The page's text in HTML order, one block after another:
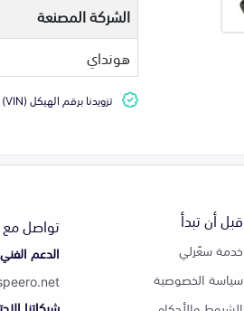
الشركة المصنعة
هونداي
تزويدنا برقم الهيكل (VIN) في صفحة السلة يضمن التطابق التام للقطعة مع سيارتك
قبل أن تبدأ
خدمة سعّرلي
سياسة الخصوصية
تواصل مع
الدعم الفني